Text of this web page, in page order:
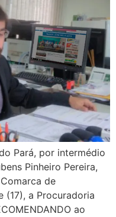
Pará, por intermédio
Pinheiro Pereira,
de
(17), a Procuradoria
ao